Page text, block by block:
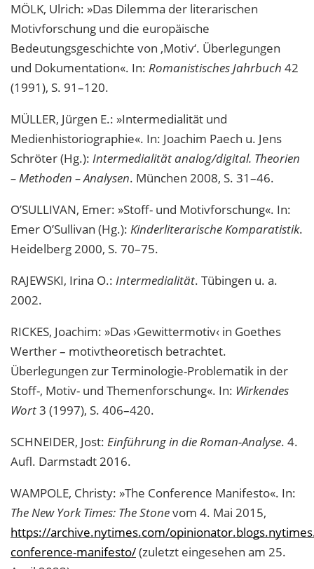
MÖLK, Ulrich: »Das Dilemma der literarischen
Motivforschung und die europäische
Bedeutungsgeschichte von ‚Motiv‘. Überlegungen
und Dokumentation«. In: Romanistisches Jahrbuch 42
(1991), S. 91–120.
MÜLLER, Jürgen E.: »Intermedialität und
Medienhistoriographie«. In: Joachim Paech u. Jens
Schröter (Hg.): Intermedialität analog/digital. Theorien
– Methoden – Analysen. München 2008, S. 31–46.
O’SULLIVAN, Emer: »Stoff- und Motivforschung«. In:
Emer O’Sullivan (Hg.): Kinderliterarische Komparatistik.
Heidelberg 2000, S. 70–75.
RAJEWSKI, Irina O.: Intermedialität. Tübingen u. a.
2002.
RICKES, Joachim: »Das ›Gewittermotiv‹ in Goethes
Werther – motivtheoretisch betrachtet.
Überlegungen zur Terminologie-Problematik in der
Stoff-, Motiv- und Themenforschung«. In: Wirkendes
Wort3 (1997), S. 406–420.
SCHNEIDER, Jost: Einführung in die Roman-Analyse. 4.
Aufl. Darmstadt 2016.
WAMPOLE, Christy: »The Conference Manifesto«. In:
The New York Times: The Stonevom 4. Mai 2015,
https://archive.nytimes.com/
conference-manifesto/(zuletzt eingesehen am 25.